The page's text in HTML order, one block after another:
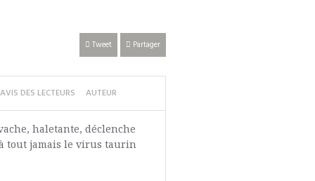
Tweet Partager
AVIS DES LECTEURS AUTEUR
haletante, déclenche
tout jamais le virus taurin